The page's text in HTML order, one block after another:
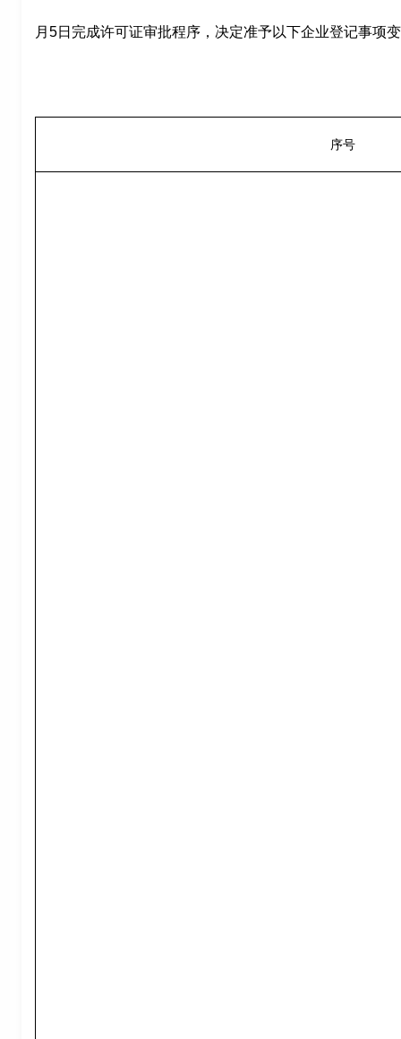
月 5日 完成许可证审批程序，决定准予以下企业登记事项
序号